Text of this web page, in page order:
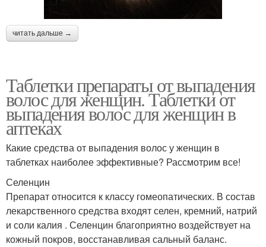
читать дальше →
Таблетки препараты от выпадения
волос для женщин. Таблетки от
выпадения волос для женщин в
аптеках
Какие средства от выпадения волос у женщин в
таблетках наиболее эффективные? Рассмотрим все!
Селенцин
Препарат относится к классу гомеопатических. В состав
лекарственного средства входят селен, кремний, натрий
и соли калия . Селенцин благоприятно воздействует на
кожный покров, восстанавливая сальный баланс.